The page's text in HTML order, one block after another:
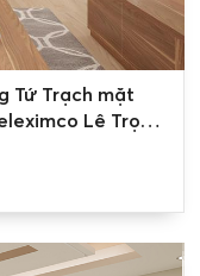
Tứ Trạch mặt
Lê Trọng